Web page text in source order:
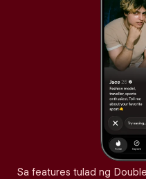
Sa features tulad ng